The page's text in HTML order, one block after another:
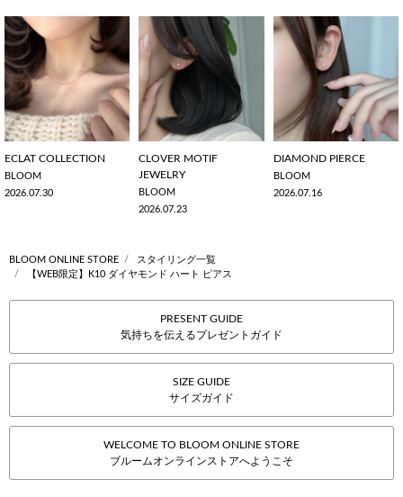
ECLAT COLLECTION
BLOOM
2026.07.30
CLOVER MOTIF
JEWELRY
BLOOM
2026.07.23
DIAMOND PIERCE
BLOOM
2026.07.16
BLOOM ONLINE STORE
スタイリング一覧
【WEB限定】K10 ダイヤモンド ハート ピアス
PRESENT GUIDE
気持ちを伝えるプレゼントガイド
SIZE GUIDE
サイズガイド
WELCOME TO BLOOM ONLINE STORE
ブルームオンラインストアへようこそ